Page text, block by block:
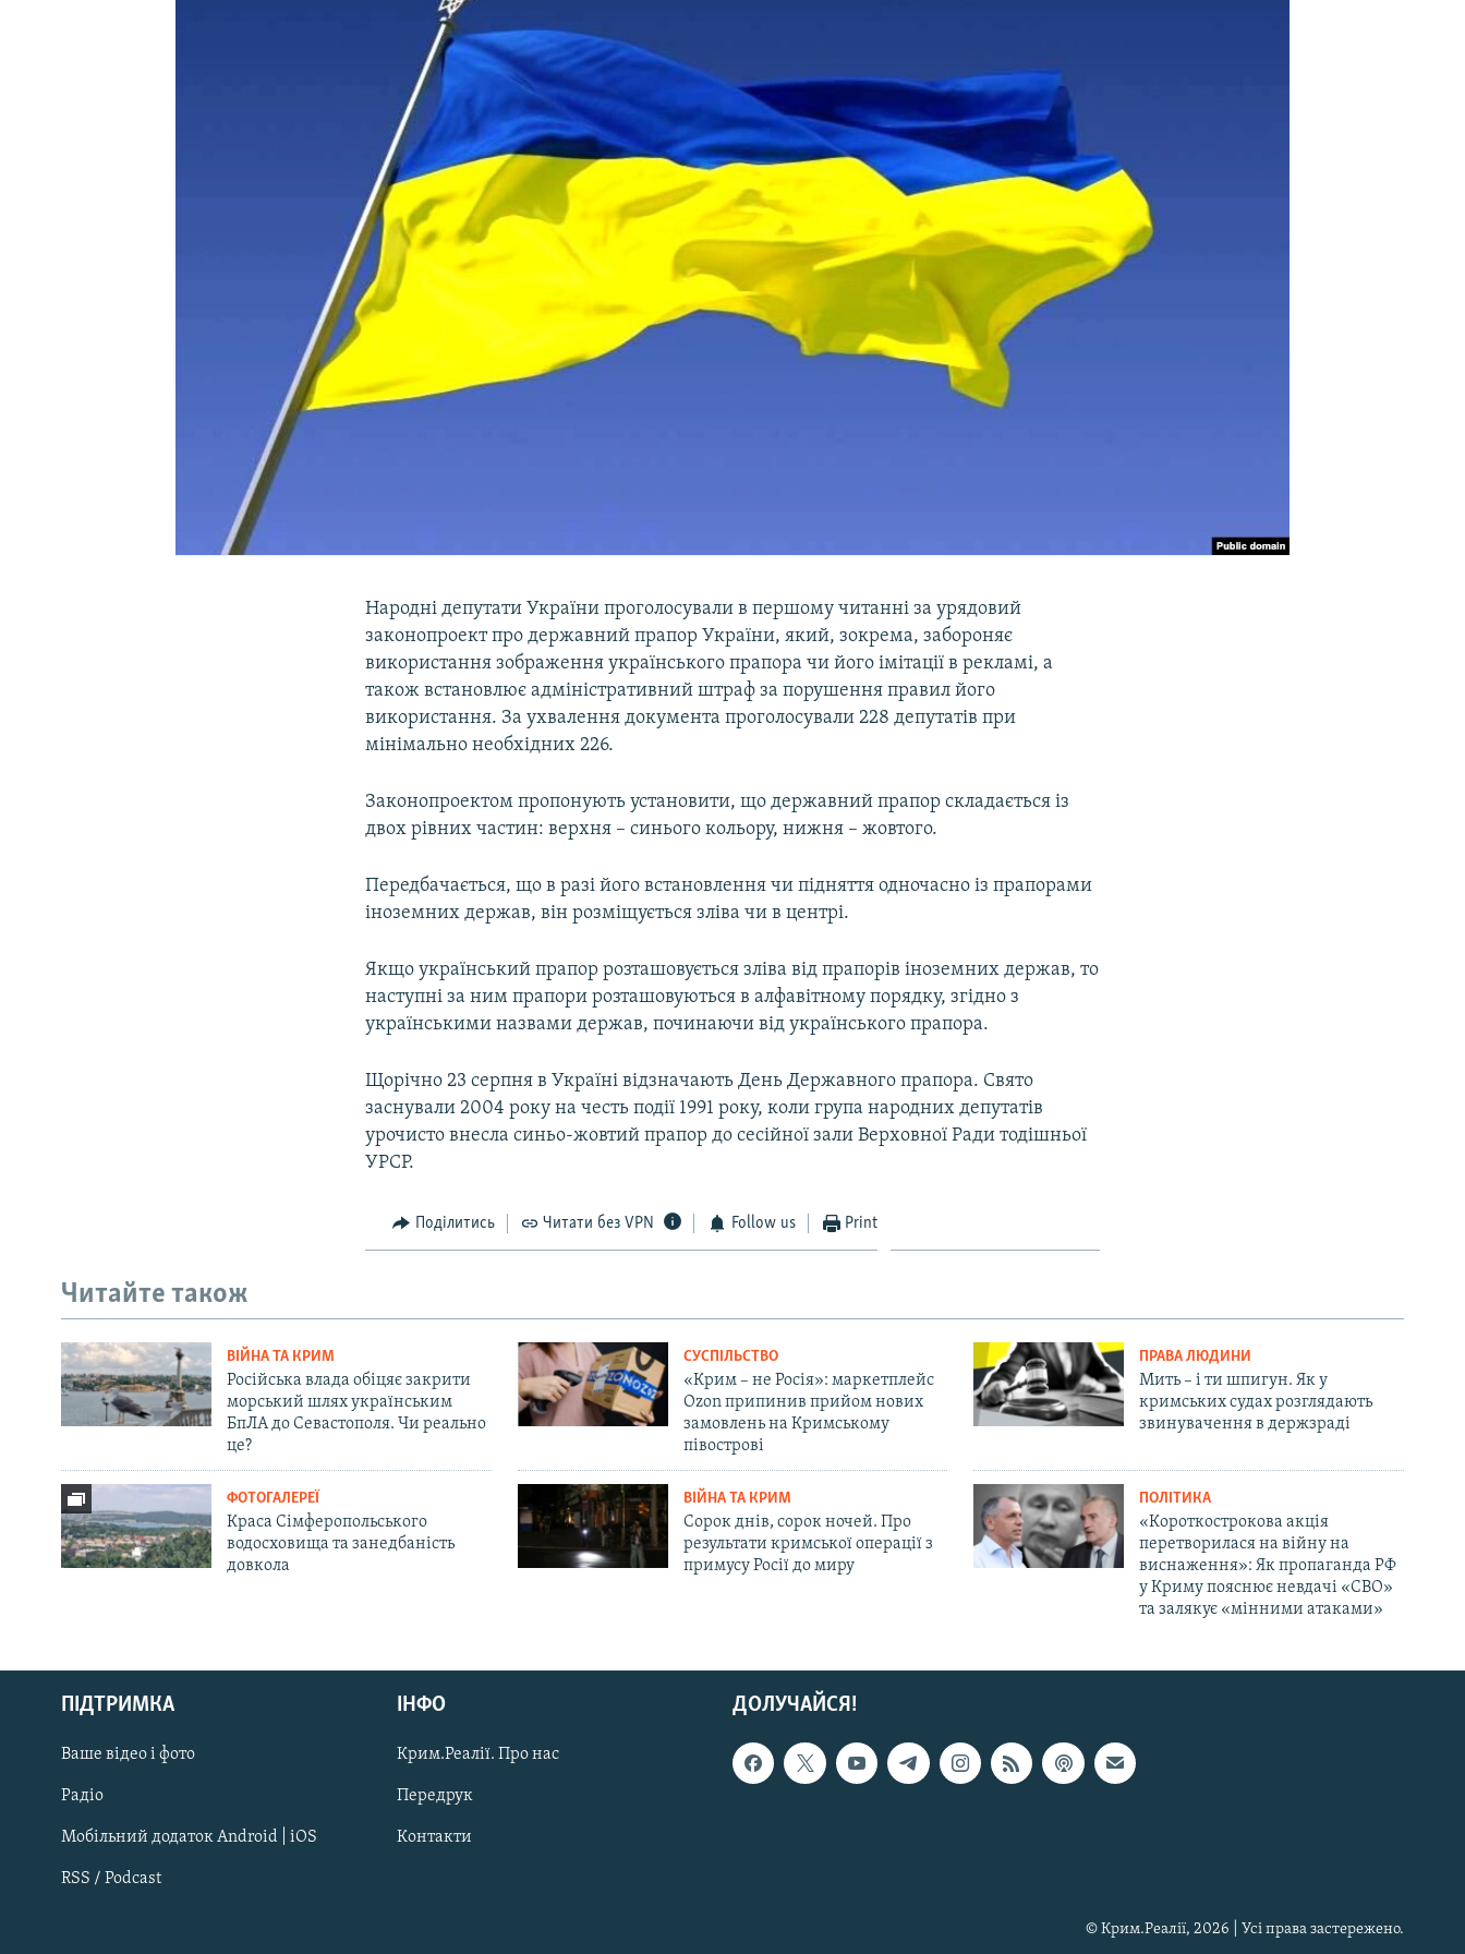
Русский
Qırımtatar
ДОЛУЧАЙСЯ!
Народні депутати України проголосували в першому читанні за урядовий
законопроект про державний прапор України, який, зокрема, забороняє
використання зображення українського прапора чи його імітації в рекламі, а
також встановлює адміністративний штраф за порушення правил його
використання. За ухвалення документа проголосували 228 депутатів при
мінімально необхідних 226.
Законопроектом пропонують установити, що державний прапор складається із
двох рівних частин: верхня – синього кольору, нижня – жовтого.
Передбачається, що в разі його встановлення чи підняття одночасно із прапорами
іноземних держав, він розміщується зліва чи в центрі.
Якщо український прапор розташовується зліва від прапорів іноземних держав, то
наступні за ним прапори розташовуються в алфавітному порядку, згідно з
українськими назвами держав, починаючи від українського прапора.
Щорічно 23 серпня в Україні відзначають День Державного прапора. Свято
заснували 2004 року на честь події 1991 року, коли група народних депутатів
урочисто внесла синьо-жовтий прапор до сесійної зали Верховної Ради тодішньої
УРСР.
Поділитись Читати без VPN Follow us Print
Читайте також
ВІЙНА ТА КРИМ
Російська влада обіцяє закрити
морський шлях українським
БпЛА до Севастополя. Чи реально
це?
СУСПІЛЬСТВО
«Крим – не Росія»: маркетплейс
Ozon припинив прийом нових
замовлень на Кримському
півострові
ПРАВА ЛЮДИНИ
Мить – і ти шпигун. Як у
кримських судах розглядають
звинувачення в держзраді
ФОТОГАЛЕРЕЇ
Краса Сімферопольського
водосховища та занедбаність
довкола
ВІЙНА ТА КРИМ
Сорок днів, сорок ночей. Про
результати кримської операції з
примусу Росії до миру
ПОЛІТИКА
«Короткострокова акція
перетворилася на війну на
виснаження»: Як пропаганда РФ
у Криму пояснює невдачі «СВО»
та залякує «мінними атаками»
ДОЛУЧАЙСЯ!
ПІДТРИМКА
Ваше відео і фото
Радіо
Мобільний додаток Android | iOS
RSS / Podcast
ІНФО
Крим.Реалії. Про нас
Передрук
Контакти
© Крим.Реалії, 2026 | Усі права застережено.